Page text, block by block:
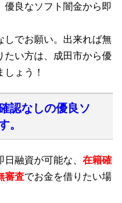
優良なソフト闇金から即
しでお願い。出来れば無
たい方は、成田市から優
ょう！
認なしの優良ソ
。
日融資が可能な、 在籍確
審査でお金を借りたい場